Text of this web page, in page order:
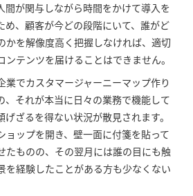
間が関与しながら時間をかけて導入を
め、顧客が今どの段階にいて、誰がど
かを解像度高く把握しなければ、適切
テンツを届けることはできません。
業でカスタマージャーニーマップ作り
、それが本当に日々の業務で機能して
ざるを得ない状況が散見されます。
ョップを開き、壁一面に付箋を貼って
たものの、その翌月には誰の目にも触
を経験したことがある方も少なくない